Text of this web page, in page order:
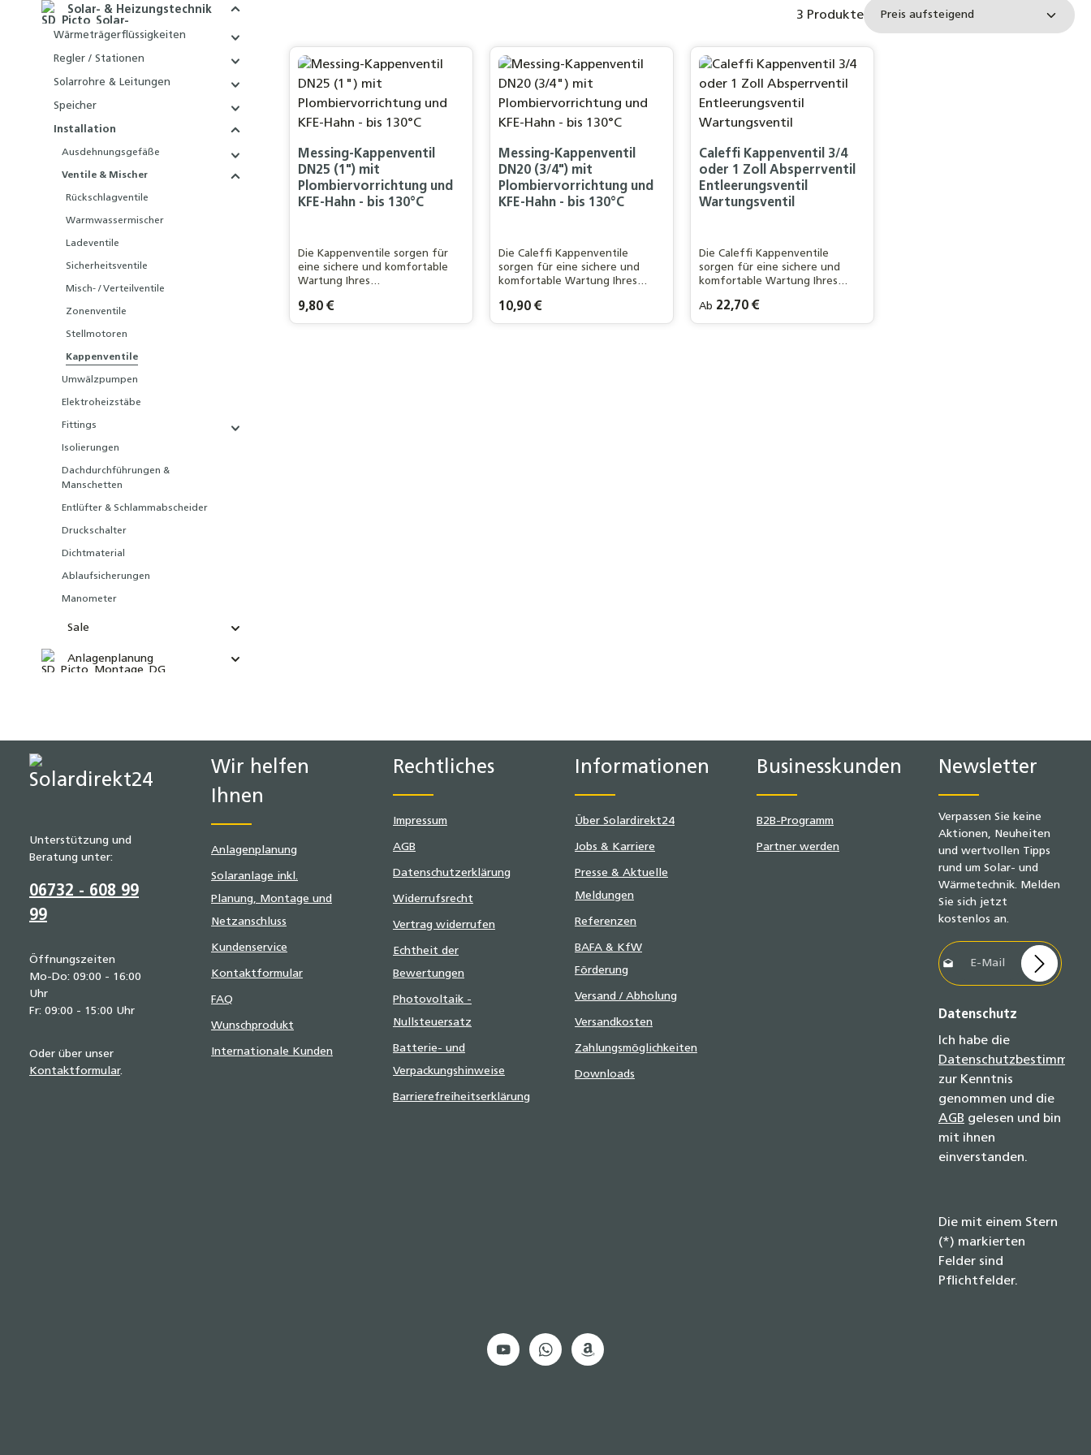
Solar- & Heizungstechnik
Wärmeträgerflüssigkeiten
Regler / Stationen
Solarrohre & Leitungen
Speicher
Installation
Ausdehnungsgefäße
Ventile & Mischer
Rückschlagventile
Warmwassermischer
Ladeventile
Sicherheitsventile
Misch- / Verteilventile
Zonenventile
Stellmotoren
Kappenventile
Umwälzpumpen
Elektroheizstäbe
Fittings
Isolierungen
Dachdurchführungen &
Manschetten
Entlüfter & Schlammabscheider
Druckschalter
Dichtmaterial
Ablaufsicherungen
Manometer
Sale
Anlagenplanung
3 Produkte
Messing-Kappenventil
DN25 (1") mit
Plombiervorrichtung und
KFE-Hahn - bis 130°C
Die Kappenventile sorgen für
eine sichere und komfortable
Wartung Ihres
gewährleistet einen
reibungslosen Betrieb der
Regulärer Preis:
9,80 €
Messing-Kappenventil
DN20 (3/4") mit
Plombiervorrichtung und
KFE-Hahn - bis 130°C
Die Caleffi Kappenventile
sorgen für eine sichere und
komfortable Wartung Ihres
gewährleistet einen
reibungslosen Betrieb der
Regulärer Preis:
10,90 €
Caleffi Kappenventil 3/4
oder 1 Zoll Absperrventil
Entleerungsventil
Wartungsventil
Die Caleffi Kappenventile
sorgen für eine sichere und
komfortable Wartung Ihres
gewährleistet einen
reibungslosen Betrieb der
Regulärer Preis:
Ab 22,70 €
Unterstützung und
Beratung unter:
06732 - 608 99
99
Öffnungszeiten
Mo-Do: 09:00 - 16:00
Uhr
Fr: 09:00 - 15:00 Uhr
Oder über unser
Kontaktformular.
Wir helfen
Ihnen
Anlagenplanung
Solaranlage inkl.
Planung, Montage und
Netzanschluss
Kundenservice
Kontaktformular
FAQ
Wunschprodukt
Internationale Kunden
Rechtliches
Impressum
AGB
Datenschutzerklärung
Widerrufsrecht
Vertrag widerrufen
Echtheit der
Bewertungen
Photovoltaik -
Nullsteuersatz
Batterie- und
Verpackungshinweise
Barrierefreiheitserklärung
Informationen
Über Solardirekt24
Jobs & Karriere
Presse & Aktuelle
Meldungen
Referenzen
BAFA & KfW
Förderung
Versand / Abholung
Versandkosten
Zahlungsmöglichkeiten
Downloads
Businesskunden
B2B-Programm
Partner werden
Newsletter
Verpassen Sie keine
Aktionen, Neuheiten
und wertvollen Tipps
rund um Solar- und
Wärmetechnik. Melden
Sie sich jetzt
kostenlos an.
E-Mail-Adresse*
Datenschutz
Ich habe die
zur Kenntnis
genommen und die
AGB gelesen und bin
mit ihnen
einverstanden.
Die mit einem Stern
(*) markierten
Felder sind
Pflichtfelder.